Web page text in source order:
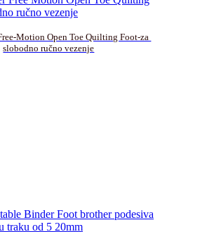
Motion Open Toe Quilting Foot-za
slobodno ručno vezenje